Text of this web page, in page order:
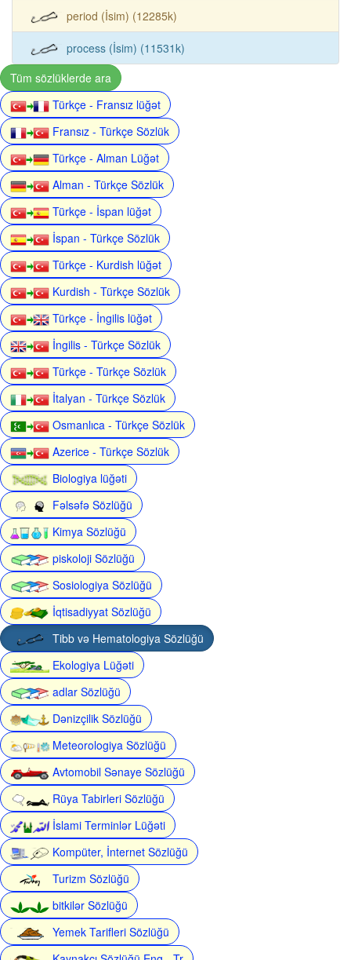
period (İsim) (12285k)
process (İsim) (11531k)
Tüm sözlüklerde ara
Türkçe - Fransız lüğət
Fransız - Türkçe Sözlük
Türkçe - Alman Lüğət
Alman - Türkçe Sözlük
Türkçe - İspan lüğət
İspan - Türkçe Sözlük
Türkçe - Kurdish lüğət
Kurdish - Türkçe Sözlük
Türkçe - İngilis lüğət
İngilis - Türkçe Sözlük
Türkçe - Türkçe Sözlük
İtalyan - Türkçe Sözlük
Osmanlıca - Türkçe Sözlük
Azerice - Türkçe Sözlük
Biologiya lüğəti
Fəlsəfə Sözlüğü
Kimya Sözlüğü
piskoloji Sözlüğü
Sosiologiya Sözlüğü
İqtisadiyyat Sözlüğü
Tibb və Hematologiya Sözlüğü
Ekologiya Lüğəti
adlar Sözlüğü
Dənizçilik Sözlüğü
Meteorologiya Sözlüğü
Avtomobil Sənaye Sözlüğü
Rüya Tabirleri Sözlüğü
İslami Terminlər Lüğəti
Kompüter, İnternet Sözlüğü
Turizm Sözlüğü
bitkilər Sözlüğü
Yemek Tarifleri Sözlüğü